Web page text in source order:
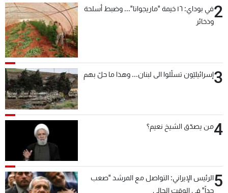
2
في بوداي: ١٦ خيمة "ماريجوانا"... وضبط أسلحة
وذخائر
3إسرائيليّون تسلّلوا الى لبنان... وهذا ما حلّ بهم
4من يصدّق الشيخ نعيم؟
5الرئيس الإيراني: التواصل مع المرشد "صعب
جداً" في الوقت الحالي